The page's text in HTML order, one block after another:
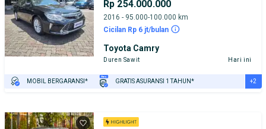
Rp 254.000.000
2016 - 95.000-100.000 km
Cicilan Rp 6 jt/bulan
Toyota Camry
Duren Sawit Hari ini
MOBIL BERGARANSI* GRATIS ASURANSI 1 TAHUN* +2